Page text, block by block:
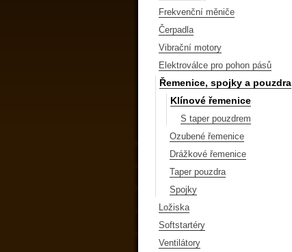
Frekvenční měniče
Čerpadla
Vibrační motory
Elektroválce pro pohon pásů
Řemenice, spojky a pouzdra
Klínové řemenice
S taper pouzdrem
Ozubené řemenice
Drážkové řemenice
Taper pouzdra
Spojky
Ložiska
Softstartéry
Ventilátory